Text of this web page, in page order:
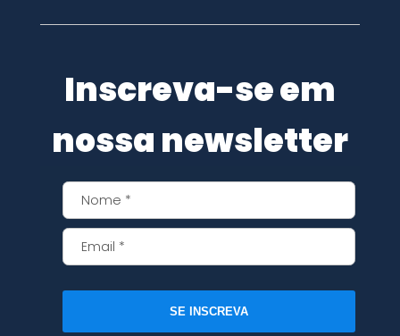
Inscreva-se em
nossa newsletter
SE INSCREVA